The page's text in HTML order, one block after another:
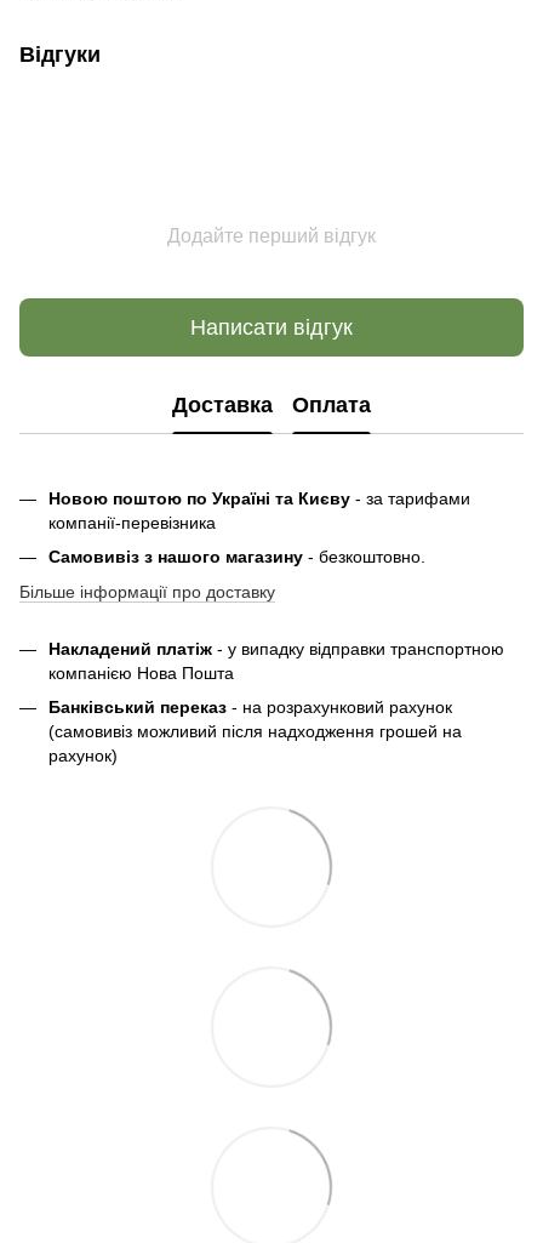
Відгуки
Додайте перший відгук
Написати відгук
Доставка Оплата
Новою поштою по Україні та Києву - за тарифами
компанії-перевізника
Самовивіз з нашого магазину - безкоштовно.
Більше інформації про доставку
Накладений платіж - у випадку відправки транспортною
компанією Нова Пошта
Банківський переказ - на розрахунковий рахунок
(самовивіз можливий після надходження грошей на
рахунок)